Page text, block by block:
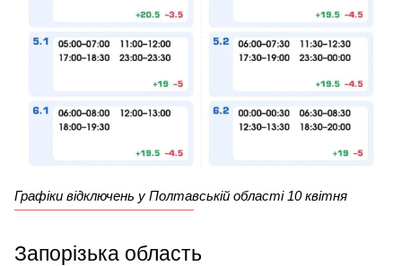
Графіки відключень у Полтавській області 10 квітня
Запорізька область